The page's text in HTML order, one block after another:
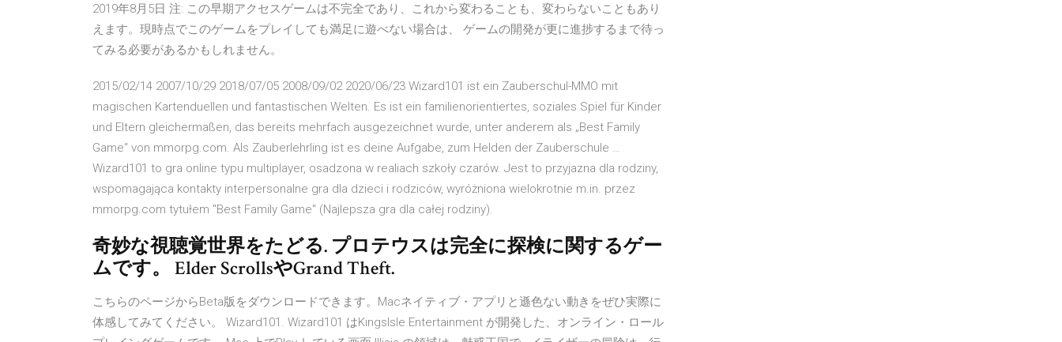
2019年8月5日 注: この早期アクセスゲームは不完全であり、これから変わることも、変わらないこともあり
えます。現時点でこのゲームをプレイしても満足に遊べない場合は、 ゲームの開発が更に進捗するまで待っ
てみる必要があるかもしれません。
2015/02/14 2007/10/29 2018/07/05 2008/09/02 2020/06/23 Wizard101 ist ein Zauberschul-MMO mit
magischen Kartenduellen und fantastischen Welten. Es ist ein familienorientiertes, soziales Spiel für Kinder
und Eltern gleichermaßen, das bereits mehrfach ausgezeichnet wurde, unter anderem als „Best Family
Game“ von mmorpg.com. Als Zauberlehrling ist es deine Aufgabe, zum Helden der Zauberschule …
Wizard101 to gra online typu multiplayer, osadzona w realiach szkoły czarów. Jest to przyjazna dla rodziny,
wspomagająca kontakty interpersonalne gra dla dzieci i rodziców, wyróżniona wielokrotnie m.in. przez
mmorpg.com tytułem "Best Family Game" (Najlepsza gra dla całej rodziny).
奇妙な視聴覚世界をたどる. プロテウスは完全に探検に関するゲー
ムです。 Elder ScrollsやGrand Theft.
こちらのページからBeta版をダウンロードできます。Macネイティブ・アプリと遜色ない動きをぜひ実際に
体感してみてください。 Wizard101. Wizard101 はKingsIsle Entertainment が開発した、オンライン・ロール